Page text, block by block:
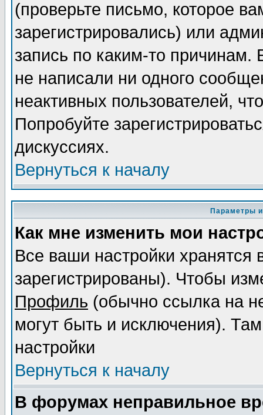
(проверьте письмо, которое
зарегистрировались) или
запись по каким-то
не написали ни одного
неактивных пользователей,
Попробуйте
дискуссиях.
Вернуться к началу
Параметры
Как мне изменить мои
Все ваши настройки
зарегистрированы). Чтобы
Профиль (обычно ссылка на
могут быть и исключения).
настройки
Вернуться к началу
В форумах неправильное